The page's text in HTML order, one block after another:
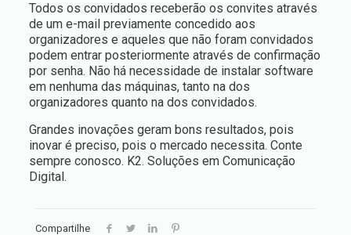
Todos os convidados receberão os convites através
de um e-mail previamente concedido aos
organizadores e aqueles que não foram convidados
podem entrar posteriormente através de confirmação
por senha. Não há necessidade de instalar software
em nenhuma das máquinas, tanto na dos
organizadores quanto na dos convidados.
Grandes inovações geram bons resultados, pois
inovar é preciso, pois o mercado necessita. Conte
sempre conosco. K2. Soluções em Comunicação
Digital.
Compartilhe